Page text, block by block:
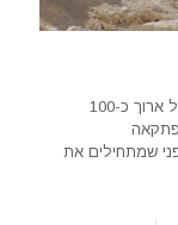
מקום/ מדבר למתקדמים דרך הערבה. מסלול ארוך כ-100
שמתחילים את